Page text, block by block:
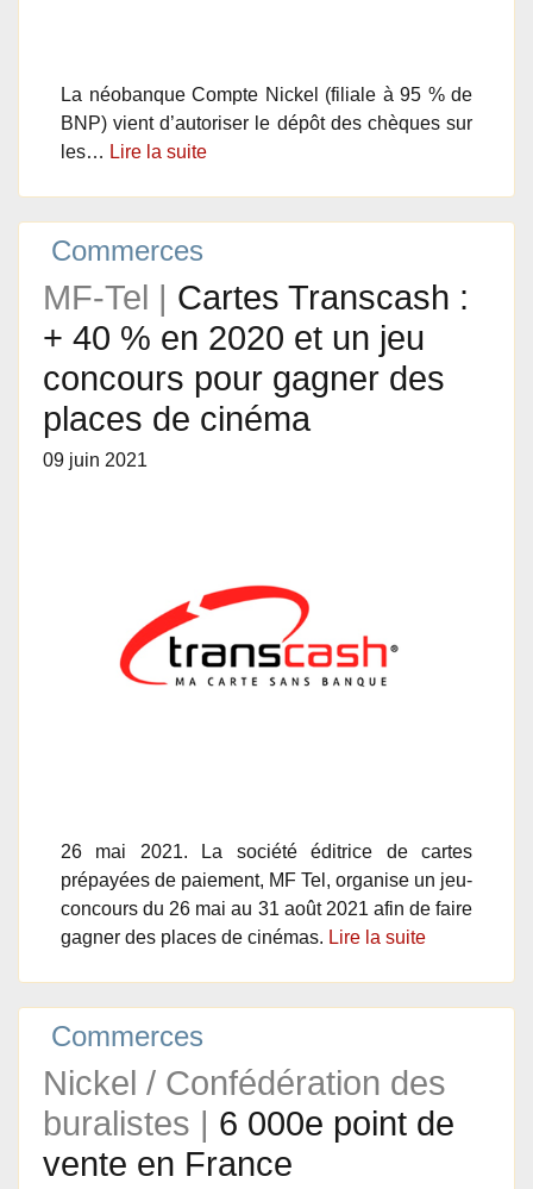
La néobanque Compte Nickel (filiale à 95 % de
BNP) vient d’autoriser le dépôt des chèques sur
les… Lire la suite
Commerces
MF-Tel | Cartes Transcash :
+ 40 % en 2020 et un jeu
concours pour gagner des
places de cinéma
09 juin 2021
26 mai 2021. La société éditrice de cartes
prépayées de paiement, MF Tel, organise un jeu-
concours du 26 mai au 31 août 2021 afin de faire
gagner des places de cinémas. Lire la suite
Commerces
Nickel / Confédération des
buralistes | 6 000e point de
vente en France